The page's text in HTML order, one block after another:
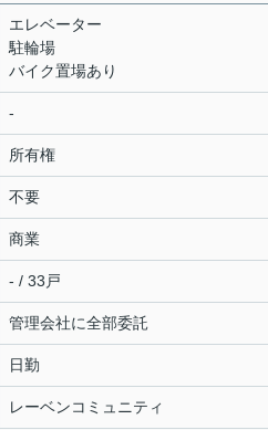
エレベーター
駐輪場
バイク置場あり
-
所有権
不要
商業
- / 33戸
管理会社に全部委託
日勤
レーベンコミュニティ